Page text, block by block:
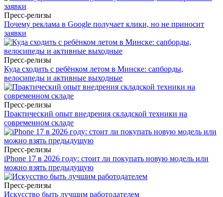
Пресс-релизы
Почему реклама в Google получает клики, но не приносит
заявки
Пресс-релизы
Куда сходить с ребёнком летом в Минске: сапборды,
велосипеды и активные выходные
Пресс-релизы
Практический опыт внедрения складской техники на
современном складе
Пресс-релизы
iPhone 17 в 2026 году: стоит ли покупать новую модель или
можно взять предыдущую
Пресс-релизы
Искусство быть лучшим работодателем